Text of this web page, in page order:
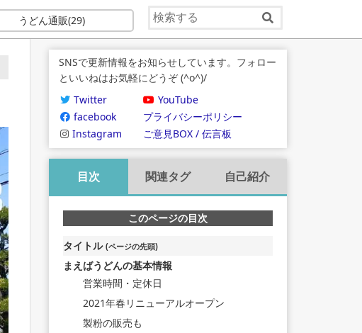
うどん通販(29)
SNSで更新情報をお知らせしています。フォロー
といいねはお気軽にどうぞ (^o^)/
Twitter
YouTube
facebook
プライバシーポリシー
Instagram
ご意見BOX / 伝言板
目次
このページの目次
タイトル (ページの先頭)
まえばうどんの基本情報
営業時間・定休日
2021年春リニューアルオープン
製粉の販売も
関連タグ 自己紹介